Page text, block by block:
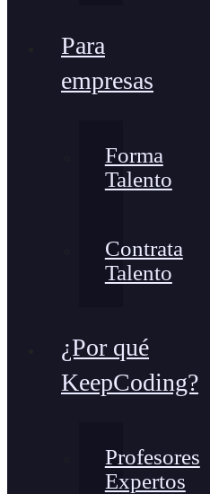
Para
empresas
Forma
Talento
Contrata
Talento
¿Por qué
KeepCoding?
Profesores
Expertos